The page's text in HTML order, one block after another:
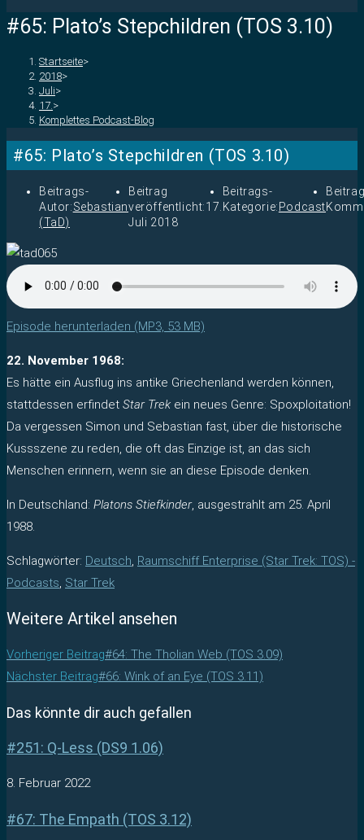
#65: Plato’s Stepchildren (TOS 3.10)
Startseite>
2018>
Juli>
17. >
Komplettes Podcast-Blog
#65: Plato’s Stepchildren (TOS 3.10)
Beitrags-
Autor:Sebastian
(TaD)
Beitrag
veröffentlicht:17.
Juli 2018
Beitrags-
Kategorie: Podcast
Episode herunterladen (MP3, 53 MB)
22. November 1968:
Es hätte ein Ausflug ins antike Griechenland werden können,
stattdessen erfindet Star Trek ein neues Genre: Spoxploitation!
Da vergessen Simon und Sebastian fast, über die historische
Kussszene zu reden, die oft das Einzige ist, an das sich
Menschen erinnern, wenn sie an diese Episode denken.
In Deutschland: Platons Stiefkinder, ausgestrahlt am 25. April
1988.
Schlagwörter: Deutsch, Raumschiff Enterprise (Star Trek: TOS) -
Podcasts, Star Trek
Weitere Artikel ansehen
Vorheriger Beitrag#64: The Tholian Web (TOS 3.09)
Nächster Beitrag#66: Wink of an Eye (TOS 3.11)
Das könnte dir auch gefallen
#251: Q-Less (DS9 1.06)
8. Februar 2022
#67: The Empath (TOS 3.12)